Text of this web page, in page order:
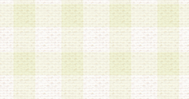
3.会員は、当社から付与
貸与、名義変更、売買そ
ならないものとします。
4.当社は、会員によるロ